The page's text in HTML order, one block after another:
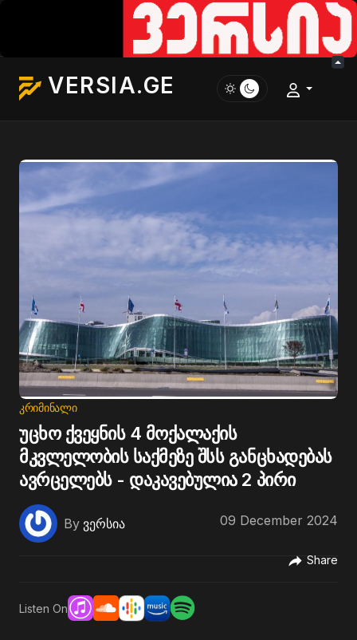
VERSIA.GE
ᲙᲠᲘᲛᲘᲜᲐᲚᲘ
უცხო ქვეყნის 4 მოქალაქის
მკვლელობის საქმეზე შსს განცხადებას
ავრცელებს - დაკავებულია 2 პირი
By ვერსია 09 December 2024
Share
Listen On